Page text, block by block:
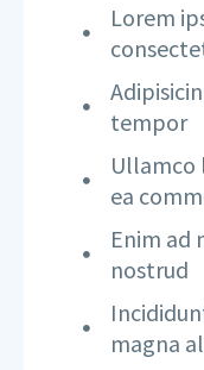
Lorem
tempor
Ullamco
ea
Enim ad
nostrud
magna